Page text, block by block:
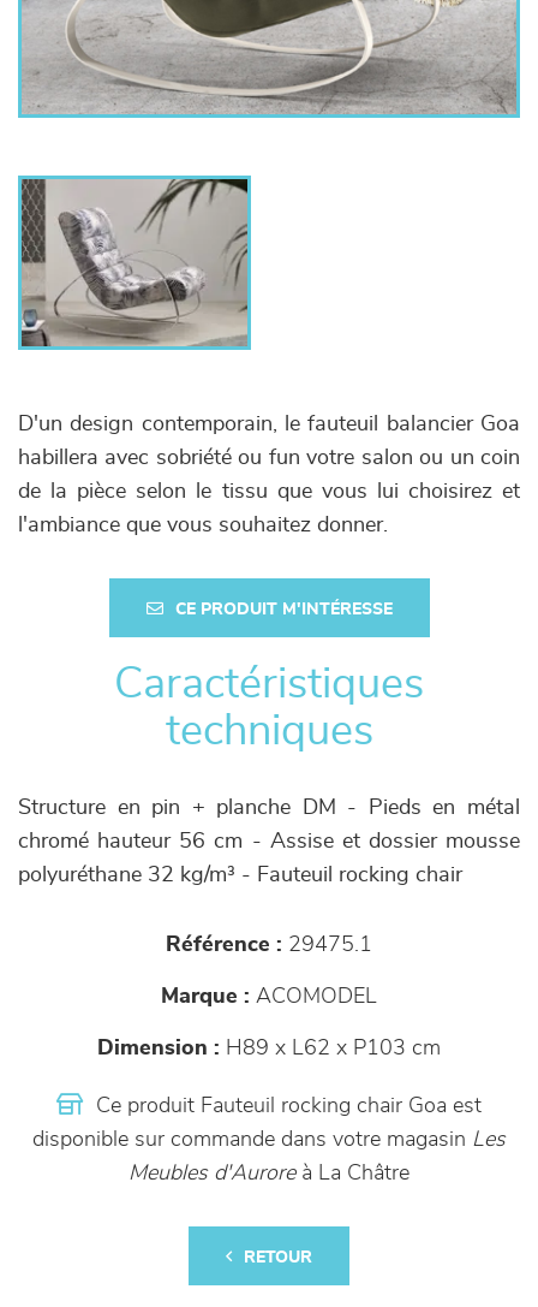
D'un design contemporain, le fauteuil balancier Goa
habillera avec sobriété ou fun votre salon ou un coin
de la pièce selon le tissu que vous lui choisirez et
l'ambiance que vous souhaitez donner.
CE PRODUIT M'INTÉRESSE
Caractéristiques
techniques
Structure en pin + planche DM - Pieds en métal
chromé hauteur 56 cm - Assise et dossier mousse
polyuréthane 32 kg/m³ - Fauteuil rocking chair
Référence : 29475.1
Marque : ACOMODEL
Dimension : H89 x L62 x P103 cm
Ce produit Fauteuil rocking chair Goa est
disponible sur commande dans votre magasin Les
Meubles d'Auroreà La Châtre
RETOUR